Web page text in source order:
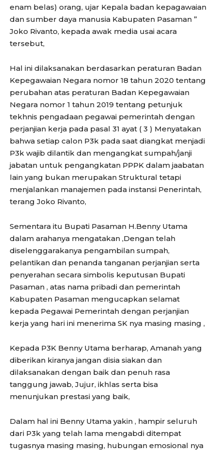
enam belas) orang, ujar Kepala badan kepagawaian
dan sumber daya manusia Kabupaten Pasaman ”
Joko Rivanto, kepada awak media usai acara
tersebut,
Hal ini dilaksanakan berdasarkan peraturan Badan
Kepegawaian Negara nomor 18 tahun 2020 tentang
perubahan atas peraturan Badan Kepegawaian
Negara nomor 1 tahun 2019 tentang petunjuk
tekhnis pengadaan pegawai pemerintah dengan
perjanjian kerja pada pasal 31 ayat ( 3 ) Menyatakan
bahwa setiap calon P3k pada saat diangkat menjadi
P3k wajib dilantik dan mengangkat sumpah/janji
jabatan untuk pengangkatan PPPK dalam jaabatan
lain yang bukan merupakan Struktural tetapi
menjalankan manajemen pada instansi Penerintah,
terang Joko Rivanto,
Sementara itu Bupati Pasaman H.Benny Utama
dalam arahanya mengatakan ,Dengan telah
diselenggarakanya pengambilan sumpah,
pelantikan dan penanda tanganan perjanjian serta
penyerahan secara simbolis keputusan Bupati
Pasaman , atas nama pribadi dan pemerintah
Kabupaten Pasaman mengucapkan selamat
kepada Pegawai Pemerintah dengan perjanjian
kerja yang hari ini menerima SK nya masing masing ,
Kepada P3K Benny Utama berharap, Amanah yang
diberikan kiranya jangan disia siakan dan
dilaksanakan dengan baik dan penuh rasa
tanggung jawab, Jujur, ikhlas serta bisa
menunjukan prestasi yang baik,
Dalam hal ini Benny Utama yakin , hampir seluruh
dari P3k yang telah lama mengabdi ditempat
tugasnya masing masing, hubungan emosional nya